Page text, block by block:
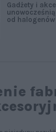
Gadżety i
od